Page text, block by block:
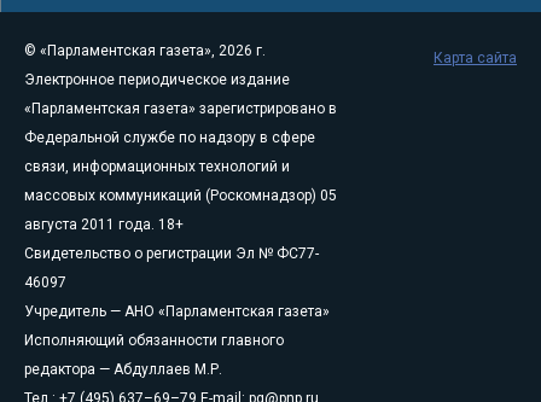
© «Парламентская газета», 2026 г.
Электронное периодическое издание
«Парламентская газета» зарегистрировано в
Федеральной службе по надзору в сфере
связи, информационных технологий и
массовых коммуникаций (Роскомнадзор) 05
августа 2011 года. 18+
Свидетельство о регистрации Эл № ФС77-
46097
Учредитель — АНО «Парламентская газета»
Исполняющий обязанности главного
редактора — Абдуллаев М.Р.
Карта сайта